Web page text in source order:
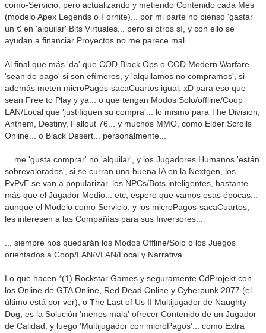
como-Servicio, pero actualizando y metiendo Contenido cada Mes
(modelo Apex Legends o Fornite)... por mi parte no pienso 'gastar
un € en 'alquilar' Bits Virtuales... pero si otros sí, y con ello se
ayudan a financiar Proyectos no me parece mal...
Al final que más 'da' que COD Black Ops o COD Modern Warfare
'sean de pago' si son efímeros, y 'alquilamos no compramos', si
además meten microPagos-sacaCuartos igual, xD para eso que
sean Free to Play y ya... o que tengan Modos Solo/offline/Coop
LAN/Local que 'justifiquen su compra'... lo mismo para The Division,
Anthem, Destiny, Fallout 76... y muchos MMO, como Elder Scrolls
Online... o Black Desert... personalmente...
... me 'gusta comprar' no 'alquilar', y los Jugadores Humanos 'están
sobrevalorados', si se curran una buena IA en la Nextgen, los
PvPvE se van a popularizar, los NPCs/Bots inteligentes, bastante
más que el Jugador Medio... etc, espero que vamos esas épocas...
aunque el Modelo como Servicio, y los microPagos-sacaCuartos,
les interesen a las Compañías para sus Inversores...
... siempre nos quedarán los Modos Offline/Solo o los Juegos
orientados a Coop/LAN/VLAN/Local y Narrativa...
Lo que hacen *(1) Rockstar Games y seguramente CdProjekt con
los Online de GTA Online, Red Dead Online y Cyberpunk 2077 (el
último está por ver), o The Last of Us II Multijugador de Naughty
Dog, es la Solución 'menos mala' ofrecer Contenido de un Jugador
de Calidad, y luego 'Multijugador con microPagos'... como Extra